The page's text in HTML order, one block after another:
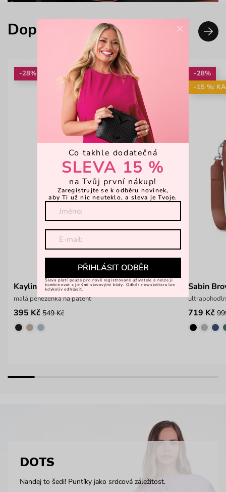
Doplň svůj look
-28%
Kaylin Brown
malá peněženka na patent
395 Kč 549 Kč
-28%
-15 %:
Sabin
719 Kč
DOTS
Nandej to šedi! Puntíky jako srdcová záležitost.
×
Co takhle dodatečná
SLEVA 15 %
na Tvůj první nákup!
Zaregistrujte se k odběru novinek,
aby Ti už nic neuteklo, a sleva je Tvoje.
PŘIHLÁSIT ODBĚR
Sleva platí pouze pro nově registrované uživatele a nelze ji
kombinovat s jinými slevovými kódy. Odběr newsletteru lze
kdykoliv odhlásit.